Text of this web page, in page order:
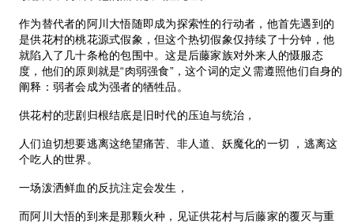
作为替代者的阿川大悟随即成为探索性的行动者，他首先遇到的
是供花村的桃花源式假象，但这个热切假象仅持续了十分钟，他
就陷入了几十条枪的包围中。这是后藤家族对外来人的慑服态
度，他们的原则就是“肉弱强食”，这个词的定义需遵照他们自身的
阐释：弱者会成为强者的牺牲品。
供花村的悲剧归根结底是旧时代的压迫与统治，
人们迫切想要逃离这绝望痛苦、非人道、妖魔化的一切 ，逃离这
个吃人的世界。
一场泼洒鲜血的反抗注定会发生，
而阿川大悟的到来是那颗火种，见证供花村与后藤家的覆灭与重